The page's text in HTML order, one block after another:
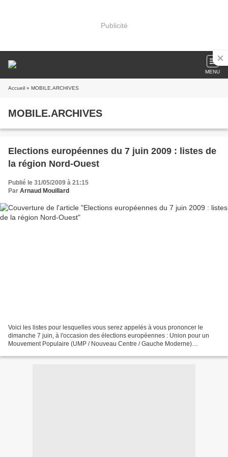
Publicité
MENU
Accueil » MOBILE.ARCHIVES
MOBILE.ARCHIVES
Elections européennes du 7 juin 2009 : listes de
la région Nord-Ouest
Publié le 31/05/2009 à 21:15
Par Arnaud Mouillard
Voici les listes pour lesquelles vous serez appelés à vous prononcer le
dimanche 7 juin, à l'occasion des élections européennes : Union pour un
Mouvement Populaire (UMP / Nouveau Centre / Gauche Moderne)